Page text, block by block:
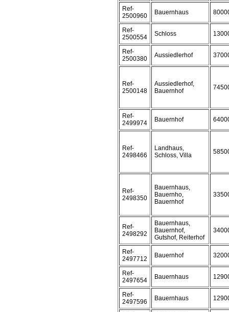
Ref-
2500960
Bauernhaus
Ref-
2500554
Schloss
Ref-
2500380
Aussiedlerhof
Ref-
2500148
Aussiedlerhof,
Bauernhof
Ref-
2499974
Bauernhof
Ref-
2498466
Landhaus,
Schloss, Villa
Ref-
2498350
Bauernhaus,
Bauernho,
Bauernhof
Ref-
2498292
Bauernhaus,
Bauernhof,
Gutshof, Reiterhof
Ref-
2497712
Bauernhof
Ref-
2497654
Bauernhaus
Ref-
2497596
Bauernhaus